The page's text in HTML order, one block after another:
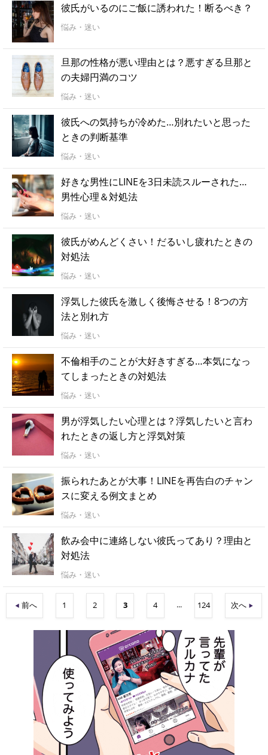
彼氏がいるのにご飯に誘われた！断るべき？
悩み・迷い
旦那の性格が悪い理由とは？悪すぎる旦那と
の夫婦円満のコツ
悩み・迷い
彼氏への気持ちが冷めた…別れたいと思った
ときの判断基準
悩み・迷い
好きな男性にLINEを3日未読スルーされた…
男性心理＆対処法
悩み・迷い
彼氏がめんどくさい！だるいし疲れたときの
対処法
悩み・迷い
浮気した彼氏を激しく後悔させる！8つの方
法と別れ方
悩み・迷い
不倫相手のことが大好きすぎる…本気になっ
てしまったときの対処法
悩み・迷い
男が浮気したい心理とは？浮気したいと言わ
れたときの返し方と浮気対策
悩み・迷い
振られたあとが大事！LINEを再告白のチャン
スに変える例文まとめ
悩み・迷い
飲み会中に連絡しない彼氏ってあり？理由と
対処法
悩み・迷い
前へ 1 2 3 4 ... 124 次へ